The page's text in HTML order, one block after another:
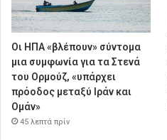
Οι ΗΠΑ «βλέπουν» σύντομα
μια συμφωνία για τα Στενά
του Ορμούζ, «υπάρχει
πρόοδος μεταξύ Ιράν και
Ομάν»
45 λεπτά πρίν